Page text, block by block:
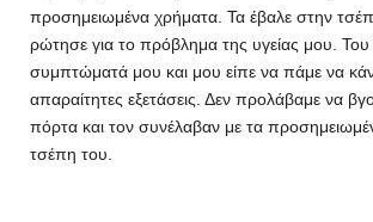
προσημειωμένα χρήματα. Τα έβαλε στην
ρώτησε για το πρόβλημα της υγείας μου. Του
συμπτώματά μου και μου είπε να πάμε να
απαραίτητες εξετάσεις. Δεν προλάβαμε να
πόρτα και τον συνέλαβαν με τα
τσέπη του.